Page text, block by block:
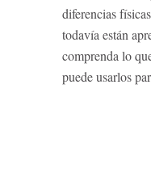
diferencias
todavía están
comprenda lo
puede usarlos